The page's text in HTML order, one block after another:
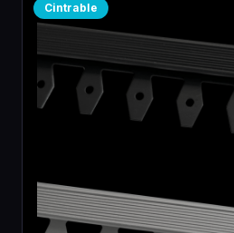
Cintrable